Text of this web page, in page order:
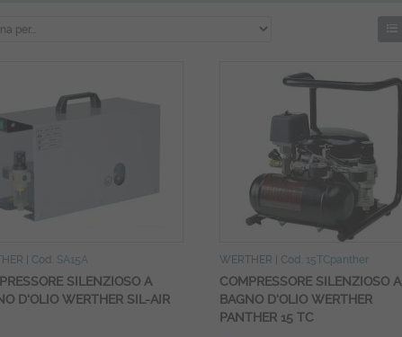
| Cod. SA15A
SILENZIOSO A
D'OLIO WERTHER SIL-AIR
WERTHER | Cod. 15TCpanther
COMPRESSORE SILENZIOSO A
BAGNO D'OLIO WERTHER
PANTHER 15 TC